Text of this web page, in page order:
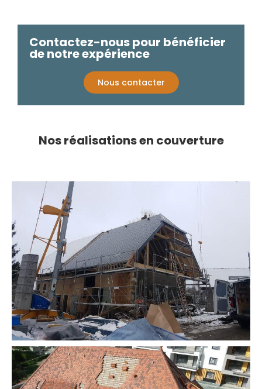
Contactez-nous pour bénéficier
de notre expérience
Nous contacter
Nos réalisations en couverture